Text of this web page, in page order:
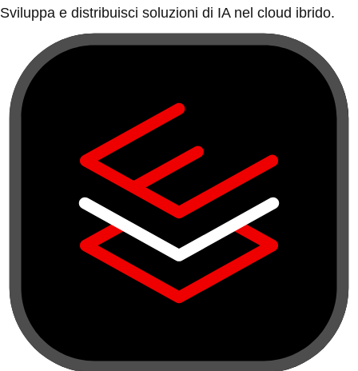
Sviluppa e distribuisci soluzioni di IA nel cloud ibrido.